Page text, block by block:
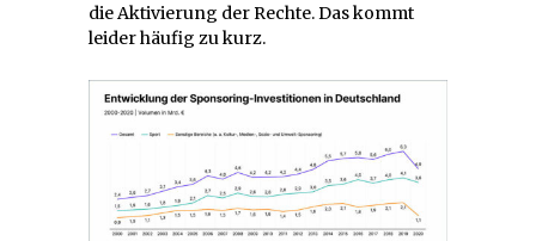
die Aktivierung der Rechte. Das kommt
leider häufig zu kurz.